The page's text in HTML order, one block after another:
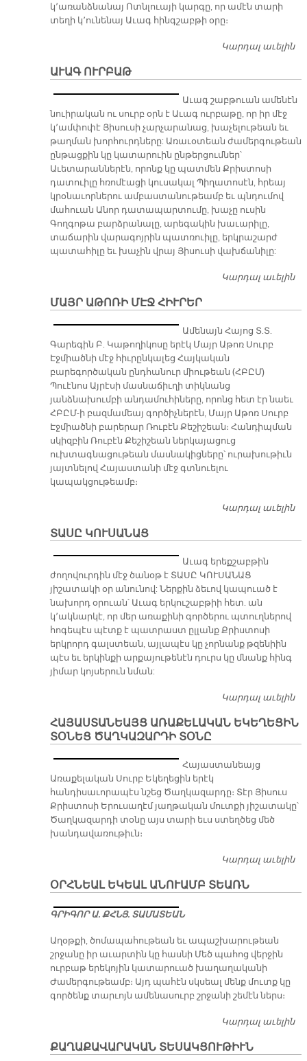
կ՚առանձնանայ Ոտնլուայի կարգը, որ ամէն տարի
տեղի կ՚ունենայ Աւագ հինգշաբթի օրը։
Կարդալ աւելին
ԱՒԱԳ ՈՒՐԲԱԹ
Աւագ շաբթուան ամենէն
նուիրական ու սուրբ օրն է Աւագ ուրբաթը, որ իր մէջ
կ՚ամփոփէ Յիսուսի չարչարանաց, խաչելութեան եւ
թաղման խորհուրդները: Առաւօտեան ժամերգութեան
ընթացքին կը կատարուին ընթերցումներ՝
Աւետարաններէն, որոնք կը պատմեն Քրիստոսի
դատուիլը հռոմէացի կուսակալ Պիղատոսէն, հրեայ
կրօնաւորներու ամբաստանութեամբ եւ պնդումով
մահուան Անոր դատապարտումը, խաչը ուսին
Գողգոթա բարձրանալը, արեգակին խաւարիլը,
տաճարին վարագոյրին պատռուիլը, երկրաշարժ
պատահիլը եւ խաչին վրայ Յիսուսի վախճանիլը:
Կարդալ աւելին
ՄԱՅՐ ԱԹՈՌԻ ՄԷՋ ՀԻՒՐԵՐ
Ամենայն Հայոց Տ.Տ.
Գարեգին Բ. Կաթողիկոսը երէկ Մայր Աթոռ Սուրբ
Էջմիածնի մէջ հիւրընկալեց Հայկական
բարեգործական ընդհանուր միութեան (ՀԲԸՄ)
Պուէնոս Այրէսի մասնաճիւղի տիկնանց
յանձնախումբի անդամուհիները, որոնց հետ էր նաեւ
ՀԲԸՄ-ի բազմամեայ գործիչներէն, Մայր Աթոռ Սուրբ
Էջմիածնի բարերար Ռուբէն Քեշիշեան։ Հանդիպման
սկիզբին Ռուբէն Քեշիշեան ներկայացուց
ուխտագնացութեան մասնակիցները՝ ուրախութիւն
յայտնելով Հայաստանի մէջ գտնուելու
կապակցութեամբ։
Կարդալ աւելին
ՏԱՍԸ ԿՈՒՍԱՆԱՑ
​Աւագ երեքշաբթին
ժողովուրդին մէջ ծանօթ է ՏԱՍԸ ԿՈՒՍԱՆԱՑ
յիշատակի օր անունով: Ներքին ձեւով կապուած է
նախորդ օրուան՝ Աւագ երկուշաբթիի հետ. ան
կ՚ակնարկէ, որ մեր առաքինի գործերու պտուղներով
հոգեպէս պէտք է պատրաստ ըլլանք Քրիստոսի
երկրորդ գալստեան, այլապէս կը չորնանք թզենիին
պէս եւ երկինքի արքայութենէն դուրս կը մնանք հինգ
յիմար կոյսերուն նման:
Կարդալ աւելին
ՀԱՅԱՍՏԱՆԵԱՅՑ ԱՌԱՔԵԼԱԿԱՆ ԵԿԵՂԵՑԻՆ
ՏՕՆԵՑ ԾԱՂԿԱԶԱՐԴԻ ՏՕՆԸ
Հայաստանեայց
Առաքելական Սուրբ Եկեղեցին երէկ
հանդիսաւորապէս նշեց Ծաղկազարդը։ Տէր Յիսուս
Քրիստոսի Երուսաղէմ յաղթական մուտքի յիշատակը՝
Ծաղկազարդի տօնը այս տարի եւս ստեղծեց մեծ
խանդավառութիւն։
Կարդալ աւելին
ՕՐՀՆԵԱԼ ԵԿԵԱԼ ԱՆՈՒԱՄԲ ՏԵԱՌՆ
ԳՐԻԳՈՐ Ա. ՔՀՆՅ. ՏԱՄԱՏԵԱՆ
Աղօթքի, ծոմապահութեան եւ ապաշխարութեան
շրջանը իր աւարտին կը հասնի Մեծ պահոց վերջին
ուրբաթ երեկոյին կատարուած խաղաղականի
Ժամերգութեամբ։ Այդ պահէն սկսեալ մենք մուտք կը
գործենք տարւոյն ամենասուրբ շրջանի շեմէն ներս։
Կարդալ աւելին
ՔԱՂԱՔԱՎԱՐԱԿԱՆ ՏԵՍԱԿՑՈՒԹԻՒՆ